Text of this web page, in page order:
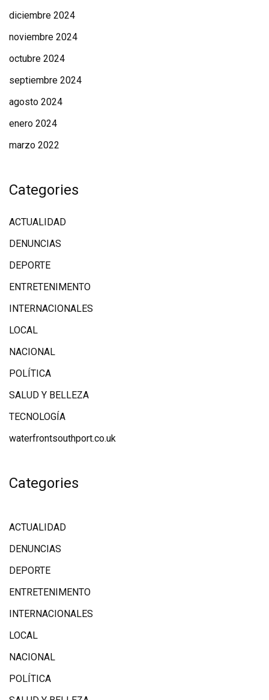
diciembre 2024
noviembre 2024
octubre 2024
septiembre 2024
agosto 2024
enero 2024
marzo 2022
Categories
ACTUALIDAD
DENUNCIAS
DEPORTE
ENTRETENIMENTO
INTERNACIONALES
LOCAL
NACIONAL
POLÍTICA
SALUD Y BELLEZA
TECNOLOGÍA
waterfrontsouthport.co.uk
Categories
ACTUALIDAD
DENUNCIAS
DEPORTE
ENTRETENIMENTO
INTERNACIONALES
LOCAL
NACIONAL
POLÍTICA